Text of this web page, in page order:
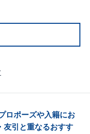
ロポーズや入籍にお
友引と重なるおすす